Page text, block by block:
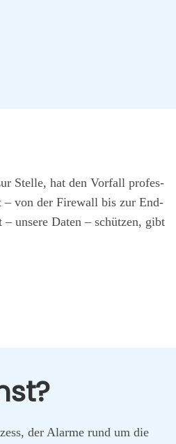
Stel­le, hat den Vor­fall pro­fes­
– von der Fire­wall bis zur End­
unse­re Daten – schüt­zen, gibt
der Alar­me rund um die